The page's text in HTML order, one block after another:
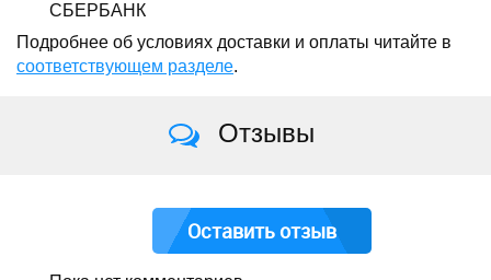
СБЕРБАНК
Подробнее об условиях доставки и оплаты читайте в
соответствующем разделе.
Отзывы
Оставить отзыв